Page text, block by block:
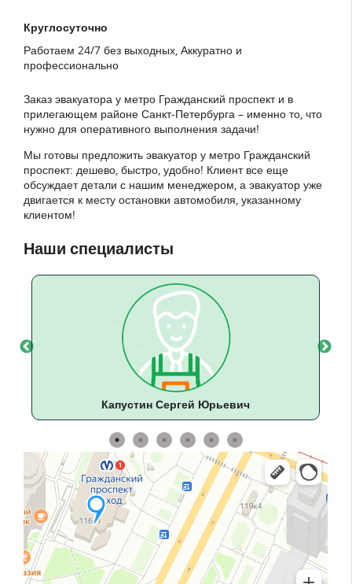
Круглосуточно
Работаем 24/7 без выходных, Аккуратно и
профессионально
Заказ эвакуатора у метро Гражданский проспект и в
прилегающем районе Санкт-Петербурга – именно то, что
нужно для оперативного выполнения задачи!
Мы готовы предложить эвакуатор у метро Гражданский
проспект: дешево, быстро, удобно! Клиент все еще
обсуждает детали с нашим менеджером, а эвакуатор уже
двигается к месту остановки автомобиля, указанному
клиентом!
Наши специалисты
Капустин Сергей Юрьевич